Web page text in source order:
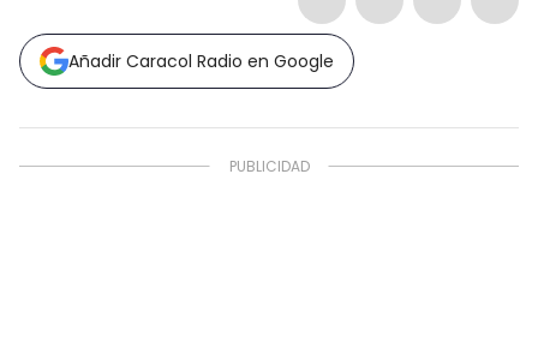
Añadir Caracol Radio en Google